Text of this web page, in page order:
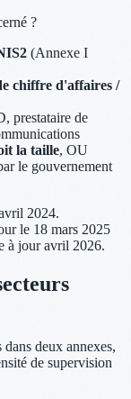
?
(Annexe I
chiffre d'affaires /
prestataire de
la taille, OU
le gouvernement
2024.
le 18 mars 2025
à jour avril 2026.
deux annexes,
de supervision